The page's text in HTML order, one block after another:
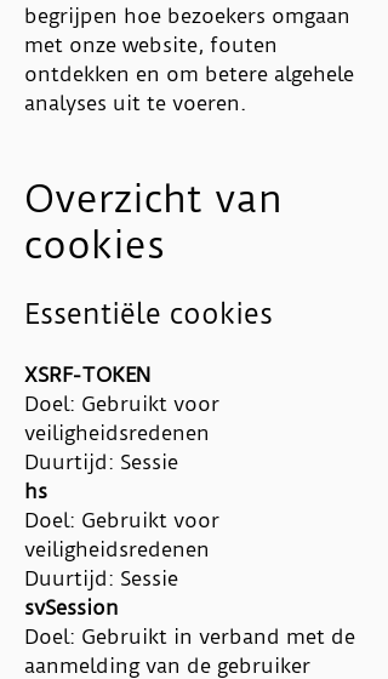
begrijpen hoe bezoekers omgaan
met onze website, fouten
ontdekken en om betere algehele
analyses uit te voeren.
Overzicht van
cookies
Essentiële cookies
XSRF-TOKEN
Doel: Gebruikt voor
veiligheidsredenen
Duurtijd: Sessie
hs
Doel: Gebruikt voor
veiligheidsredenen
Duurtijd: Sessie
svSession
Doel: Gebruikt in verband met de
aanmelding van de gebruiker